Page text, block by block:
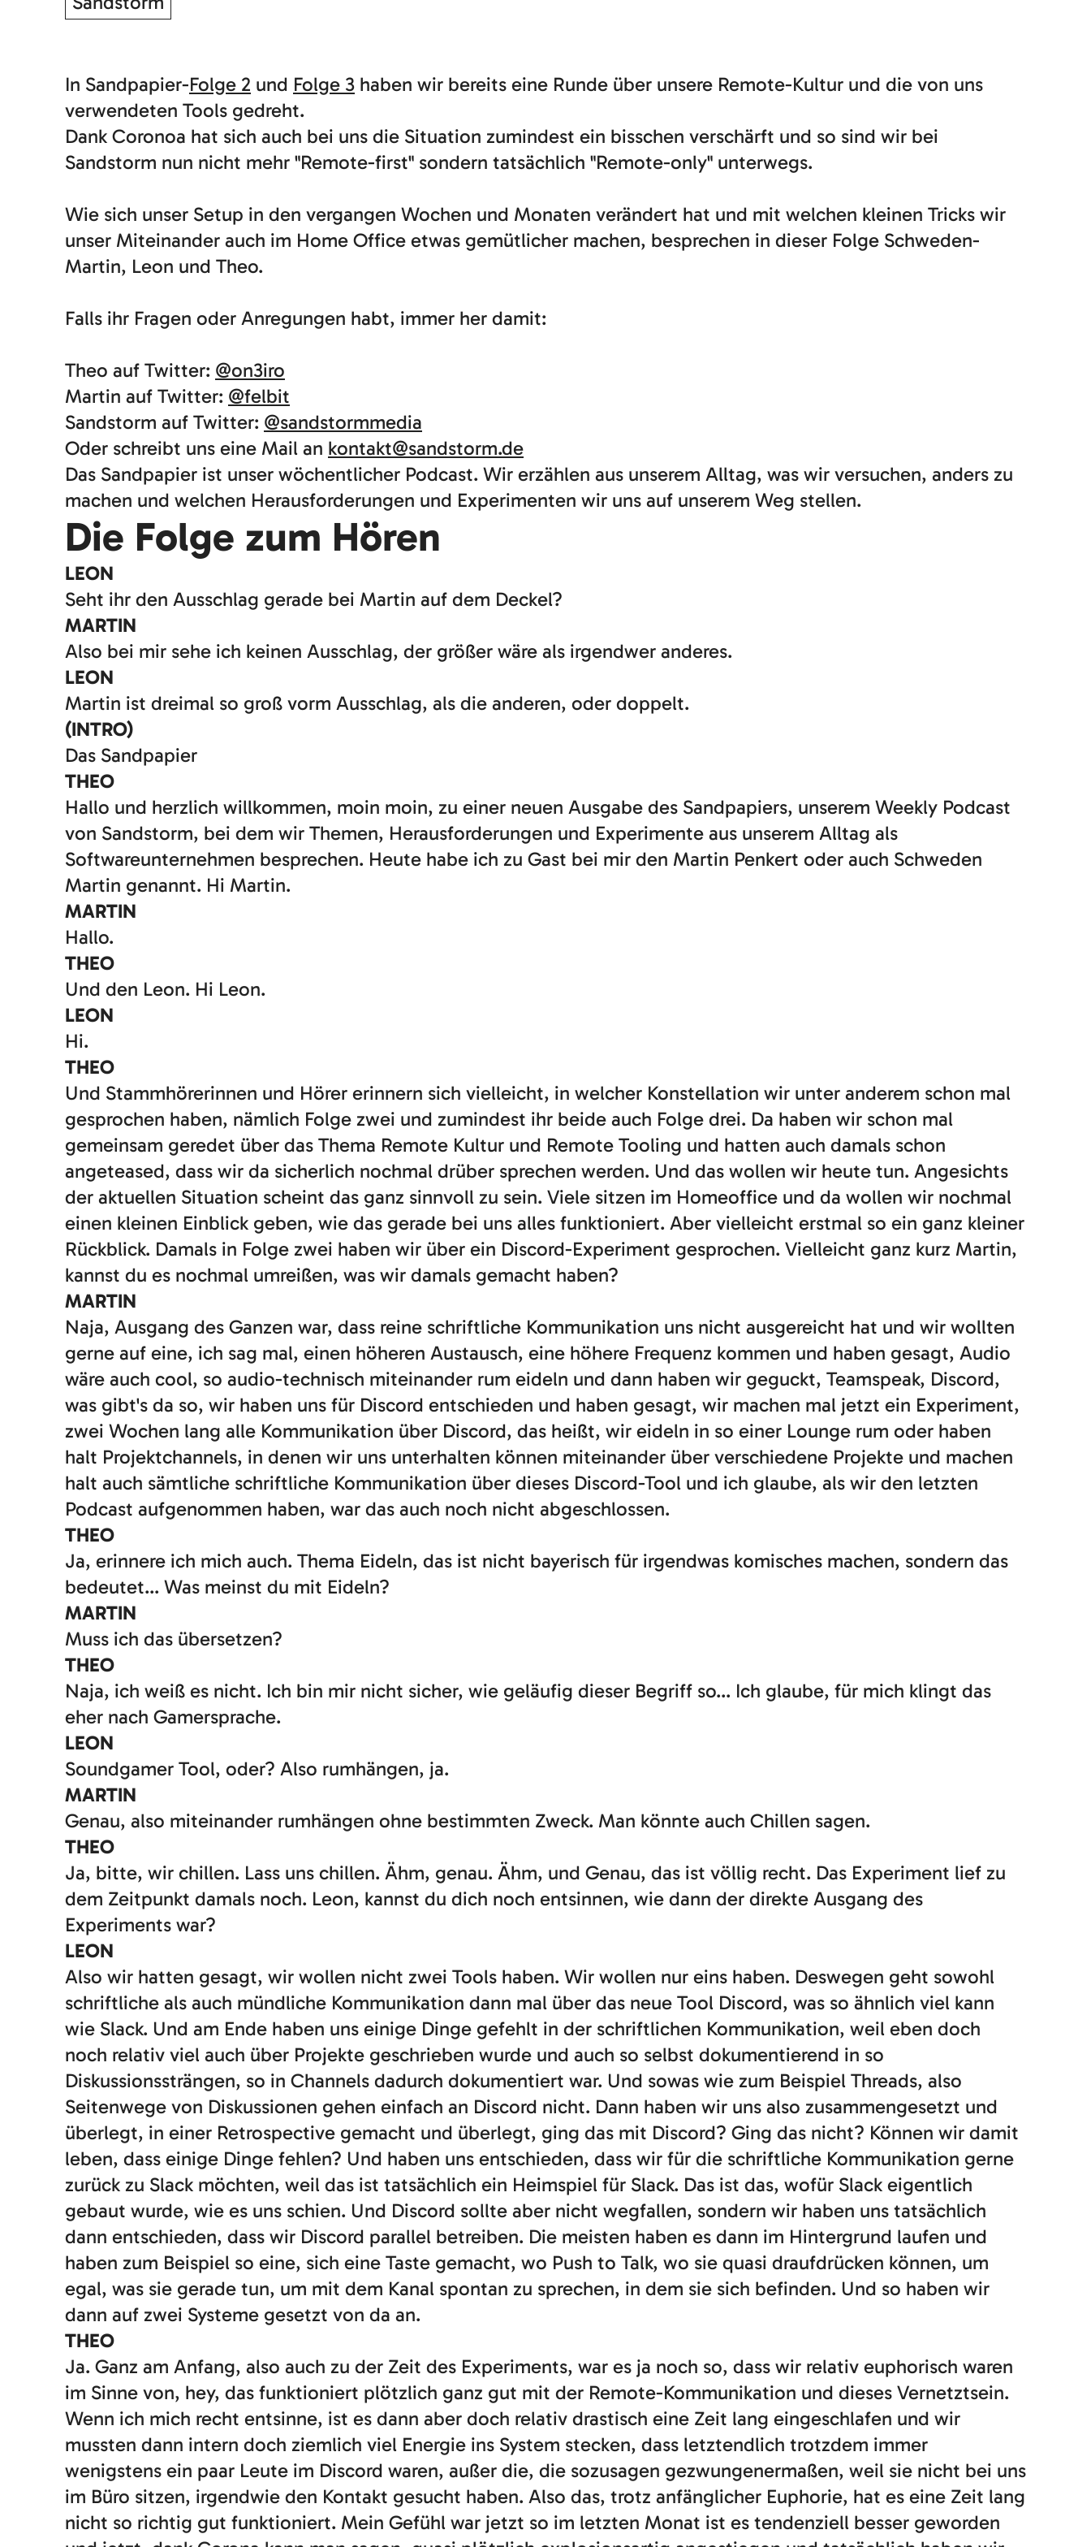
In Sandpapier-Folge 2 und Folge 3 haben wir bereits eine Runde über unsere Remote-Kultur und die von uns
verwendeten Tools gedreht.
Dank Coronoa hat sich auch bei uns die Situation zumindest ein bisschen verschärft und so sind wir bei
Sandstorm nun nicht mehr "Remote-first" sondern tatsächlich "Remote-only" unterwegs.
Wie sich unser Setup in den vergangen Wochen und Monaten verändert hat und mit welchen kleinen Tricks wir
unser Miteinander auch im Home Office etwas gemütlicher machen, besprechen in dieser Folge Schweden-
Martin, Leon und Theo.
Falls ihr Fragen oder Anregungen habt, immer her damit:
Theo auf Twitter: @on3iro
Martin auf Twitter: @felbit
Sandstorm auf Twitter: @sandstormmedia
Oder schreibt uns eine Mail an kontakt@sandstorm.de
Das Sandpapier ist unser wöchentlicher Podcast. Wir erzählen aus unserem Alltag, was wir versuchen, anders zu
machen und welchen Herausforderungen und Experimenten wir uns auf unserem Weg stellen.
Die Folge zum Hören
LEON
Seht ihr den Ausschlag gerade bei Martin auf dem Deckel?
MARTIN
Also bei mir sehe ich keinen Ausschlag, der größer wäre als irgendwer anderes.
LEON
Martin ist dreimal so groß vorm Ausschlag, als die anderen, oder doppelt.
(INTRO)
Das Sandpapier
THEO
Hallo und herzlich willkommen, moin moin, zu einer neuen Ausgabe des Sandpapiers, unserem Weekly Podcast
von Sandstorm, bei dem wir Themen, Herausforderungen und Experimente aus unserem Alltag als
Softwareunternehmen besprechen. Heute habe ich zu Gast bei mir den Martin Penkert oder auch Schweden
Martin genannt. Hi Martin.
MARTIN
Hallo.
THEO
Und den Leon. Hi Leon.
LEON
Hi.
THEO
Und Stammhörerinnen und Hörer erinnern sich vielleicht, in welcher Konstellation wir unter anderem schon mal
gesprochen haben, nämlich Folge zwei und zumindest ihr beide auch Folge drei. Da haben wir schon mal
gemeinsam geredet über das Thema Remote Kultur und Remote Tooling und hatten auch damals schon
angeteased, dass wir da sicherlich nochmal drüber sprechen werden. Und das wollen wir heute tun. Angesichts
der aktuellen Situation scheint das ganz sinnvoll zu sein. Viele sitzen im Homeoffice und da wollen wir nochmal
einen kleinen Einblick geben, wie das gerade bei uns alles funktioniert. Aber vielleicht erstmal so ein ganz kleiner
Rückblick. Damals in Folge zwei haben wir über ein Discord-Experiment gesprochen. Vielleicht ganz kurz Martin,
kannst du es nochmal umreißen, was wir damals gemacht haben?
MARTIN
Naja, Ausgang des Ganzen war, dass reine schriftliche Kommunikation uns nicht ausgereicht hat und wir wollten
gerne auf eine, ich sag mal, einen höheren Austausch, eine höhere Frequenz kommen und haben gesagt, Audio
wäre auch cool, so audio-technisch miteinander rum eideln und dann haben wir geguckt, Teamspeak, Discord,
was gibt's da so, wir haben uns für Discord entschieden und haben gesagt, wir machen mal jetzt ein Experiment,
zwei Wochen lang alle Kommunikation über Discord, das heißt, wir eideln in so einer Lounge rum oder haben
halt Projektchannels, in denen wir uns unterhalten können miteinander über verschiedene Projekte und machen
halt auch sämtliche schriftliche Kommunikation über dieses Discord-Tool und ich glaube, als wir den letzten
Podcast aufgenommen haben, war das auch noch nicht abgeschlossen.
THEO
Ja, erinnere ich mich auch. Thema Eideln, das ist nicht bayerisch für irgendwas komisches machen, sondern das
bedeutet... Was meinst du mit Eideln?
MARTIN
Muss ich das übersetzen?
THEO
Naja, ich weiß es nicht. Ich bin mir nicht sicher, wie geläufig dieser Begriff so... Ich glaube, für mich klingt das
eher nach Gamersprache.
LEON
Soundgamer Tool, oder? Also rumhängen, ja.
MARTIN
Genau, also miteinander rumhängen ohne bestimmten Zweck. Man könnte auch Chillen sagen.
THEO
Ja, bitte, wir chillen. Lass uns chillen. Ähm, genau. Ähm, und Genau, das ist völlig recht. Das Experiment lief zu
dem Zeitpunkt damals noch. Leon, kannst du dich noch entsinnen, wie dann der direkte Ausgang des
Experiments war?
LEON
Also wir hatten gesagt, wir wollen nicht zwei Tools haben. Wir wollen nur eins haben. Deswegen geht sowohl
schriftliche als auch mündliche Kommunikation dann mal über das neue Tool Discord, was so ähnlich viel kann
wie Slack. Und am Ende haben uns einige Dinge gefehlt in der schriftlichen Kommunikation, weil eben doch
noch relativ viel auch über Projekte geschrieben wurde und auch so selbst dokumentierend in so
Diskussionssträngen, so in Channels dadurch dokumentiert war. Und sowas wie zum Beispiel Threads, also
Seitenwege von Diskussionen gehen einfach an Discord nicht. Dann haben wir uns also zusammengesetzt und
überlegt, in einer Retrospective gemacht und überlegt, ging das mit Discord? Ging das nicht? Können wir damit
leben, dass einige Dinge fehlen? Und haben uns entschieden, dass wir für die schriftliche Kommunikation gerne
zurück zu Slack möchten, weil das ist tatsächlich ein Heimspiel für Slack. Das ist das, wofür Slack eigentlich
gebaut wurde, wie es uns schien. Und Discord sollte aber nicht wegfallen, sondern wir haben uns tatsächlich
dann entschieden, dass wir Discord parallel betreiben. Die meisten haben es dann im Hintergrund laufen und
haben zum Beispiel so eine, sich eine Taste gemacht, wo Push to Talk, wo sie quasi draufdrücken können, um
egal, was sie gerade tun, um mit dem Kanal spontan zu sprechen, in dem sie sich befinden. Und so haben wir
dann auf zwei Systeme gesetzt von da an.
THEO
Ja. Ganz am Anfang, also auch zu der Zeit des Experiments, war es ja noch so, dass wir relativ euphorisch waren
im Sinne von, hey, das funktioniert plötzlich ganz gut mit der Remote-Kommunikation und dieses Vernetztsein.
Wenn ich mich recht entsinne, ist es dann aber doch relativ drastisch eine Zeit lang eingeschlafen und wir
mussten dann intern doch ziemlich viel Energie ins System stecken, dass letztendlich trotzdem immer
wenigstens ein paar Leute im Discord waren, außer die, die sozusagen gezwungenermaßen, weil sie nicht bei uns
im Büro sitzen, irgendwie den Kontakt gesucht haben. Also das, trotz anfänglicher Euphorie, hat es eine Zeit lang
nicht so richtig gut funktioniert. Mein Gefühl war jetzt so im letzten Monat ist es tendenziell besser geworden